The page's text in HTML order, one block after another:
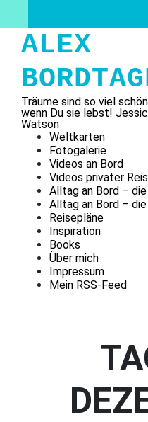
content
ALEX
Träume sind so viel
wenn Du sie lebst!
Watson
Weltkarten
Fotogalerie
Videos an Bord
Videos privater
Alltag an Bord –
Alltag an Bord –
Reisepläne
Inspiration
Books
Über mich
Impressum
Mein RSS-Feed